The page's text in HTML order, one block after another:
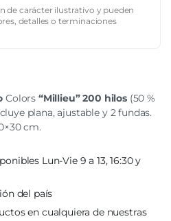
de carácter ilustrativo y pueden
detalles o terminaciones
Colors “Millieu” 200 hilos(50 %
plana, ajustable y 2 fundas.
cm.
Lun-Vie 9 a 13, 16:30 y
del país
en cualquiera de nuestras